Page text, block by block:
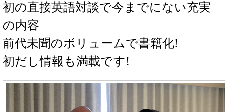
初の直接英語対談で今までにない充実
の内容
前代未聞のボリュームで書籍化!
初だし情報も満載です!